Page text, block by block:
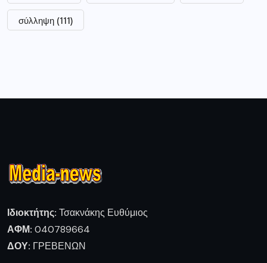
σύλληψη (111)
Ιδιοκτήτης: Τσακνάκης Ευθύμιος
ΑΦΜ: 040789664
ΔΟΥ: ΓΡΕΒΕΝΩΝ